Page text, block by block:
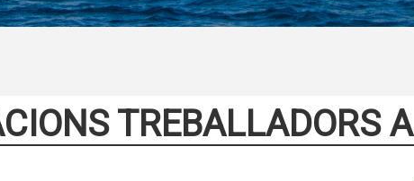
TREBALLADORS